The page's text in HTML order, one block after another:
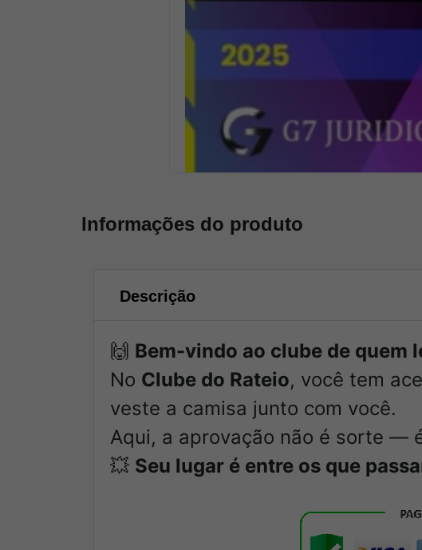
Informações do produto
Descrição
🙌 Bem-vindo ao clube de quem
No Clube do Rateio, você tem
veste a camisa junto com você.
Aqui, a aprovação não é sorte —
💥 Seu lugar é entre os que